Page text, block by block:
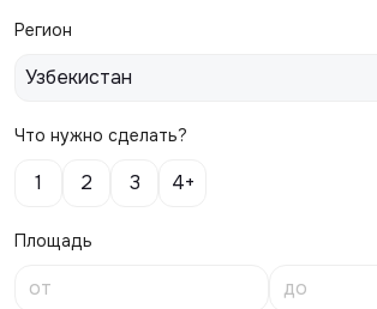
Регион
Узбекистан
Что нужно сделать?
1 2 3 4+
Площадь